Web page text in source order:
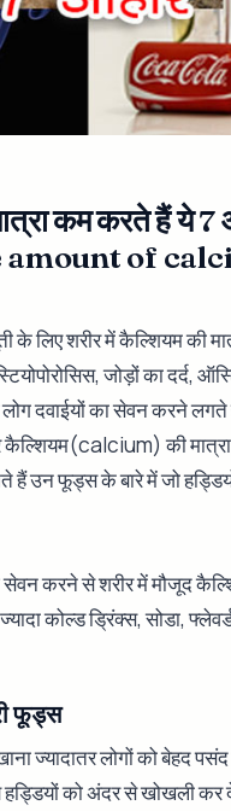
कम करते हैं ये
of
लिए शरीर में कैल्शियम की
जोड़ों का दर्द,
दवाईयों का सेवन करने
कैल्शियम(calcium) की
हैं उन फूड्स के बारे में जो
करने से शरीर में मौजूद
कोल्ड ड्रिंक्स, सोडा,
फूड्स
ज्यादातर लोगों को बेहद पसंद
को अंदर से खोखली कर